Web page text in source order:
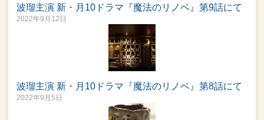
波瑠主演 新・月10ドラマ『魔法のリノベ』第9話にて
2022年9月12日
波瑠主演 新・月10ドラマ『魔法のリノベ』第8話にて
2022年9月5日